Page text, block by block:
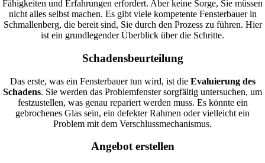
Fähigkeiten und Erfahrungen erfordert. Aber keine Sorge, Sie müssen
nicht alles selbst machen. Es gibt viele kompetente Fensterbauer in
Schmallenberg, die bereit sind, Sie durch den Prozess zu führen. Hier
ist ein grundlegender Überblick über die Schritte.
Schadensbeurteilung
Das erste, was ein Fensterbauer tun wird, ist die Evaluierung des
Schadens. Sie werden das Problemfenster sorgfältig untersuchen, um
festzustellen, was genau repariert werden muss. Es könnte ein
gebrochenes Glas sein, ein defekter Rahmen oder vielleicht ein
Problem mit dem Verschlussmechanismus.
Angebot erstellen